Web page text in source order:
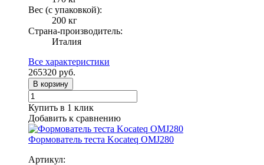
Вес (с упаковкой):
200 кг
Страна-производитель:
Италия
Все характеристики
265320 руб.
В корзину
Купить в 1 клик
Добавить к сравнению
Формователь теста Kocateq OMJ280
Артикул: